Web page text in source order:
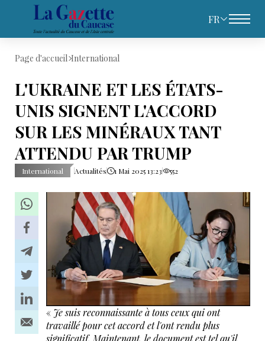
FR
Page d'accueil International
L'UKRAINE ET LES ÉTATS-
UNIS SIGNENT L'ACCORD
SUR LES MINÉRAUX TANT
ATTENDU PAR TRUMP
International Actualités 1 Mai 2025 13:23 552
« Je suis reconnaissante à tous ceux qui ont
travaillé pour cet accord et l'ont rendu plus
significatif. Maintenant, le document est tel qu'il